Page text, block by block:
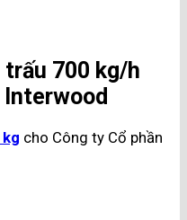
trấu 700 kg/h
Interwood
cho Công ty Cổ phần